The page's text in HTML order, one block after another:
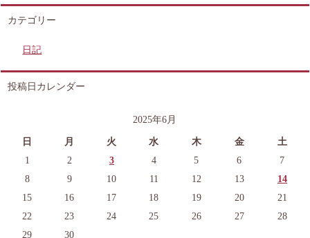
カテゴリー
日記
投稿日カレンダー
2025年6月
日 月 火 水 木 金
土
1
2 3 4 5 6
7
8
9 10 11 12 13
14
15
16 17 18 19 20
21
22
23 24 25 26 27
28
29
30